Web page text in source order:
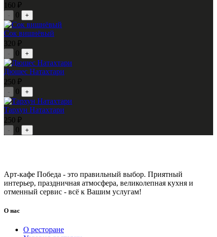
160 ₽
- 0 +
Сок вишнёвый
320 ₽
- 0 +
Дюшес Натахтари
250 ₽
- 0 +
Тархун Натахтари
250 ₽
- 0 +
Арт-кафе Победа - это правильный выбор. Приятный
интерьер, праздничная атмосфера, великолепная кухня и
отменный сервис - всё к Вашим услугам!
О нас
О ресторане